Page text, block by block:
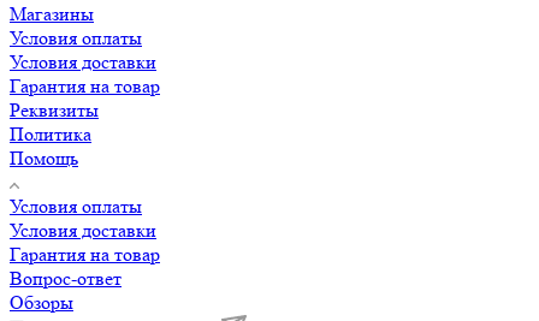
Магазины
Условия оплаты
Условия доставки
Гарантия на товар
Реквизиты
Политика
Помощь
Условия оплаты
Условия доставки
Гарантия на товар
Вопрос-ответ
Обзоры